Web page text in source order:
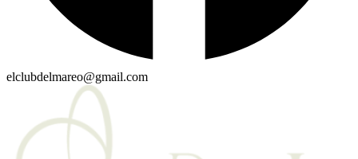
elclubdelmareo@gmail.com